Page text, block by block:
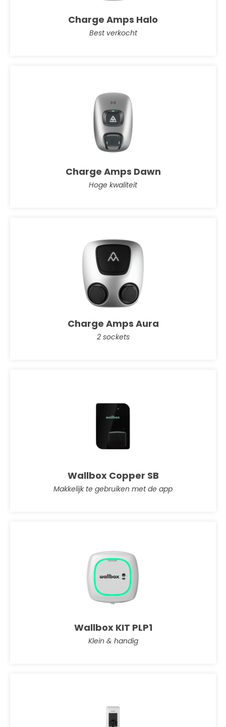
Charge Amps Halo
Best verkocht
Charge Amps Dawn
Hoge kwaliteit
Charge Amps Aura
2 sockets
Wallbox Copper SB
Makkelijk te gebruiken met de app
Wallbox KIT PLP1
Klein & handig